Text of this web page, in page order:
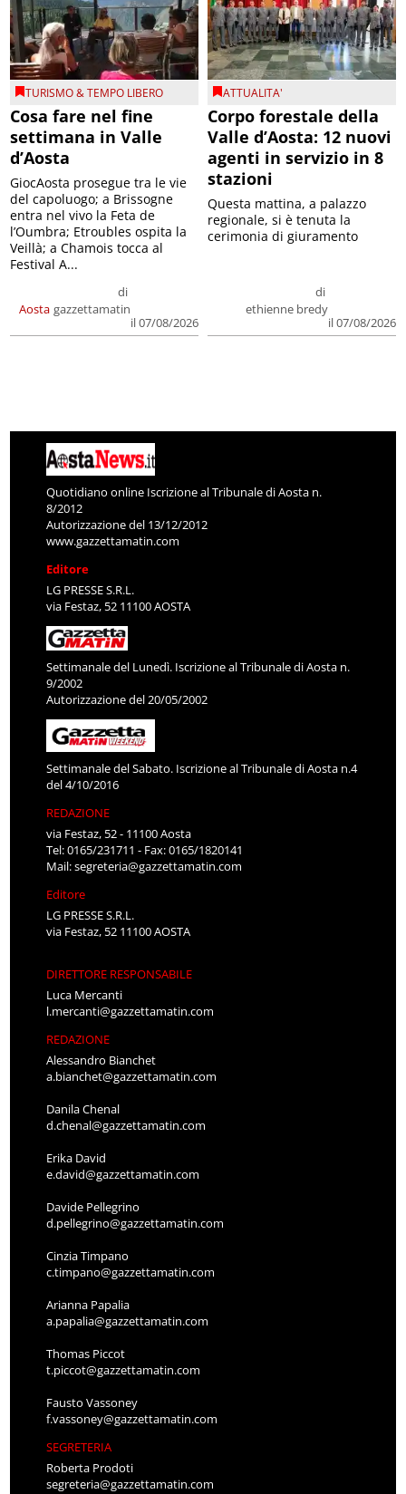
TURISMO & TEMPO LIBERO
Cosa fare nel fine
settimana in Valle
d’Aosta
Aosta
di
gazzettamatin
il 07/08/2026
GiocAosta prosegue tra le vie
del capoluogo; a Brissogne
entra nel vivo la Feta de
l’Oumbra; Etroubles ospita la
Veillà; a Chamois tocca al
Festival A...
ATTUALITA'
Corpo forestale della
Valle d’Aosta: 12 nuovi
agenti in servizio in 8
stazioni
di
ethienne bredy
il 07/08/2026
Questa mattina, a palazzo
regionale, si è tenuta la
cerimonia di giuramento
Quotidiano online Iscrizione al Tribunale di Aosta n.
8/2012
Autorizzazione del 13/12/2012
www.gazzettamatin.com
Editore
LG PRESSE S.R.L.
via Festaz, 52 11100 AOSTA
Settimanale del Lunedì. Iscrizione al Tribunale di Aosta n.
9/2002
Autorizzazione del 20/05/2002
Settimanale del Sabato. Iscrizione al Tribunale di Aosta n.4
del 4/10/2016
REDAZIONE
via Festaz, 52 - 11100 Aosta
Tel: 0165/231711 - Fax: 0165/1820141
Mail:segreteria@gazzettamatin.com
Editore
LG PRESSE S.R.L.
via Festaz, 52 11100 AOSTA
DIRETTORE RESPONSABILE
Luca Mercanti
l.mercanti@gazzettamatin.com
REDAZIONE
Alessandro Bianchet
a.bianchet@gazzettamatin.com
Danila Chenal
d.chenal@gazzettamatin.com
Erika David
e.david@gazzettamatin.com
Davide Pellegrino
d.pellegrino@gazzettamatin.com
Cinzia Timpano
c.timpano@gazzettamatin.com
Arianna Papalia
a.papalia@gazzettamatin.com
Thomas Piccot
t.piccot@gazzettamatin.com
Fausto Vassoney
f.vassoney@gazzettamatin.com
SEGRETERIA
Roberta Prodoti
segreteria@gazzettamatin.com